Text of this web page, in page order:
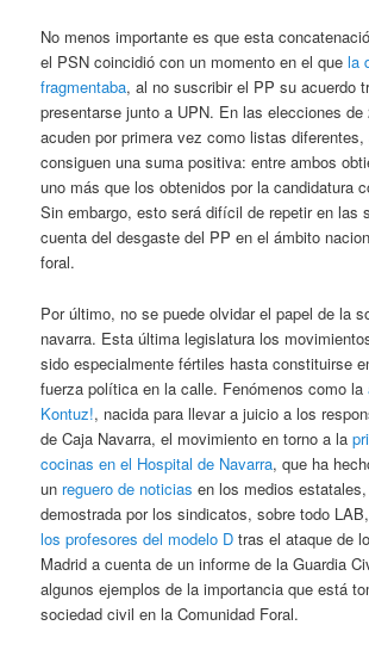
No menos importante es que esta
el PSN coincidió con un momento en el que la
fragmentaba, al no suscribir el PP su acuerdo
presentarse junto a UPN. En las elecciones de
acuden por primera vez como listas diferentes,
consiguen una suma positiva: entre ambos
uno más que los obtenidos por la candidatura
Sin embargo, esto será difícil de repetir en las
cuenta del desgaste del PP en el ámbito
foral.
Por último, no se puede olvidar el papel de la
navarra. Esta última legislatura los
sido especialmente fértiles hasta constituirse
fuerza política en la calle. Fenómenos como la
Kontuz!, nacida para llevar a juicio a los
de Caja Navarra, el movimiento en torno a la
cocinas en el Hospital de Navarra, que ha
un reguero de noticias en los medios
demostrada por los sindicatos, sobre todo
los profesores del modelo D tras el ataque de
Madrid a cuenta de un informe de la Guardia
algunos ejemplos de la importancia que está
sociedad civil en la Comunidad Foral.